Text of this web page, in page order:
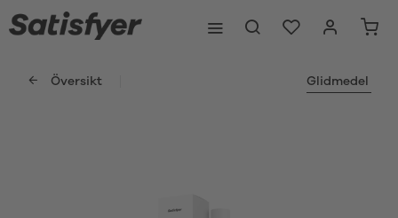
Översikt Glidmedel